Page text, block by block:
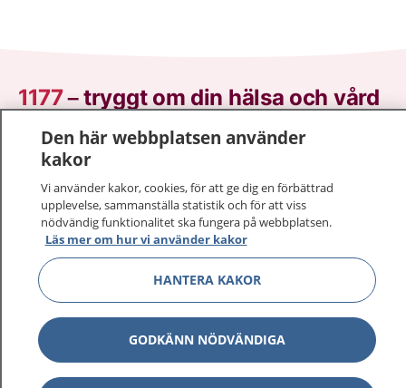
1177–tryggt om din hälsa och vård
På 1177.se får du råd om hälsa och information om
sjukdomar och vilka mottagningar du kan kontakta.
Logga in för att läsa din journal och göra dina
vårdärenden. Ring telefonnummer 1177 för
sjukvårdsrådgivning dygnet runt.
1177 ger dig råd när du vill må bättre.
Show
Den här webbplatsen använder
kakor
Vi använder kakor, cookies, för att ge dig en förbättrad
upplevelse, sammanställa statistik och för att viss
nödvändig funktionalitet ska fungera på webbplatsen.
Läs mer om hur vi använder kakor
HANTERA KAKOR
GODKÄNN NÖDVÄNDIGA